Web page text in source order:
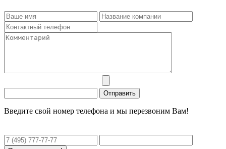
Введите свой номер телефона и мы перезвоним Вам!